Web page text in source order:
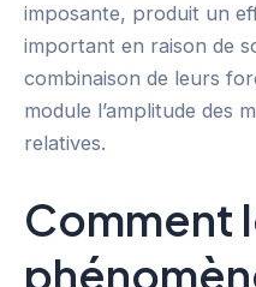
imposante, produit un
important en raison de
combinaison de leurs
module l’amplitude des
relatives.
Comment